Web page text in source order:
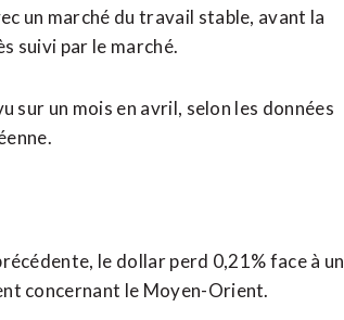
un marché du travail stable, avant la
suivi par le marché.
sur un mois en avril, selon les données
le dollar perd 0,21% face à un
concernant le Moyen-Orient.